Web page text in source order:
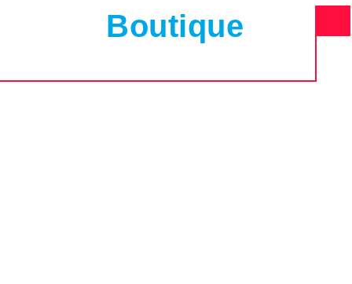
Boutique